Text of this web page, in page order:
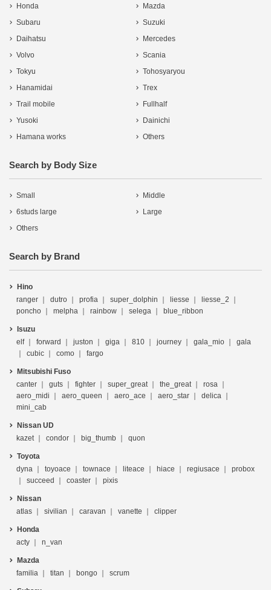
Honda
Mazda
Subaru
Suzuki
Daihatsu
Mercedes
Volvo
Scania
Tokyu
Tohosyaryou
Hanamidai
Trex
Trail mobile
Fullhalf
Yusoki
Dainichi
Hamana works
Others
Search by Body Size
Small
Middle
6studs large
Large
Others
Search by Brand
Hino
ranger
dutro profia super_dolphin liesse
liesse_2
poncho
melpha rainbow selega blue_ribbon
Isuzu
elf
forward juston giga 810 journey gala_mio
gala
cubic
como fargo
Mitsubishi Fuso
canter
guts fighter super_great the_great
rosa
aero_midi
aero_queen aero_ace aero_star
delica
mini_cab
Nissan UD
kazet
condor big_thumb quon
Toyota
dyna
toyoace townace liteace hiace regiusace
probox
succeed
coaster pixis
Nissan
atlas
sivilian caravan vanette clipper
Honda
acty
n_van
Mazda
familia
titan bongo scrum